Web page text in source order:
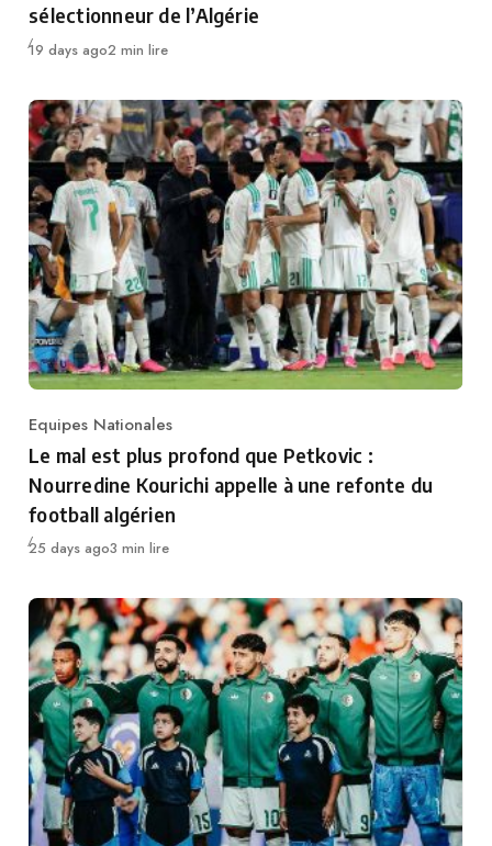
sélectionneur de l’Algérie
Publié
19 days ago2 min lire
Category
Equipes Nationales
Le mal est plus profond que Petkovic :
Nourredine Kourichi appelle à une refonte du
football algérien
Publié
25 days ago3 min lire